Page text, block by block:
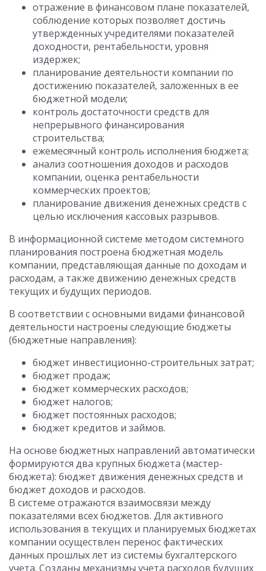
отражение в финансовом плане показателей,
соблюдение которых позволяет достичь
утвержденных учредителями показателей
доходности, рентабельности, уровня
издержек;
планирование деятельности компании по
достижению показателей, заложенных в ее
бюджетной модели;
контроль достаточности средств для
непрерывного финансирования
строительства;
ежемесячный контроль исполнения бюджета;
анализ соотношения доходов и расходов
компании, оценка рентабельности
коммерческих проектов;
планирование движения денежных средств с
целью исключения кассовых разрывов.
В информационной системе методом системного
планирования построена бюджетная модель
компании, представляющая данные по доходам и
расходам, а также движению денежных средств
текущих и будущих периодов.
В соответствии с основными видами финансовой
деятельности настроены следующие бюджеты
(бюджетные направления):
бюджет инвестиционно-строительных затрат;
бюджет продаж;
бюджет коммерческих расходов;
бюджет налогов;
бюджет постоянных расходов;
бюджет кредитов и займов.
На основе бюджетных направлений автоматически
формируются два крупных бюджета (мастер-
бюджета): бюджет движения денежных средств и
бюджет доходов и расходов.
В системе отражаются взаимосвязи между
показателями всех бюджетов. Для активного
использования в текущих и планируемых бюджетах
компании осуществлен перенос фактических
данных прошлых лет из системы бухгалтерского
учета. Созданы механизмы учета расходов будущих